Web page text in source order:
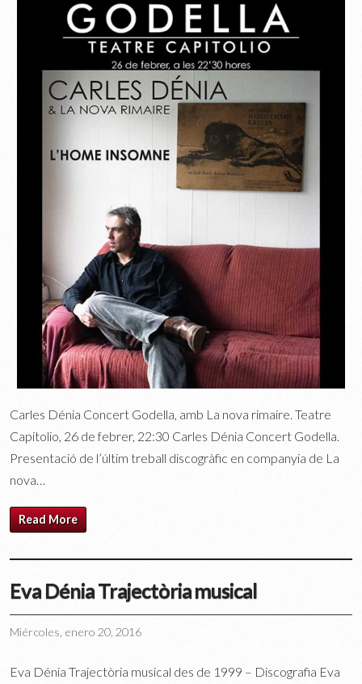
Carles Dénia Concert Godella, amb La nova rimaire. Teatre
Capitolio, 26 de febrer, 22:30 Carles Dénia Concert Godella.
Presentació de l’últim treball discogràfic en companyia de La
nova…
Read More
Eva Dénia Trajectòria musical
Miércoles, enero 20, 2016
Eva Dénia Trajectòria musical des de 1999 – Discografia Eva